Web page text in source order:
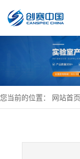
您当前的位置： 网站首页